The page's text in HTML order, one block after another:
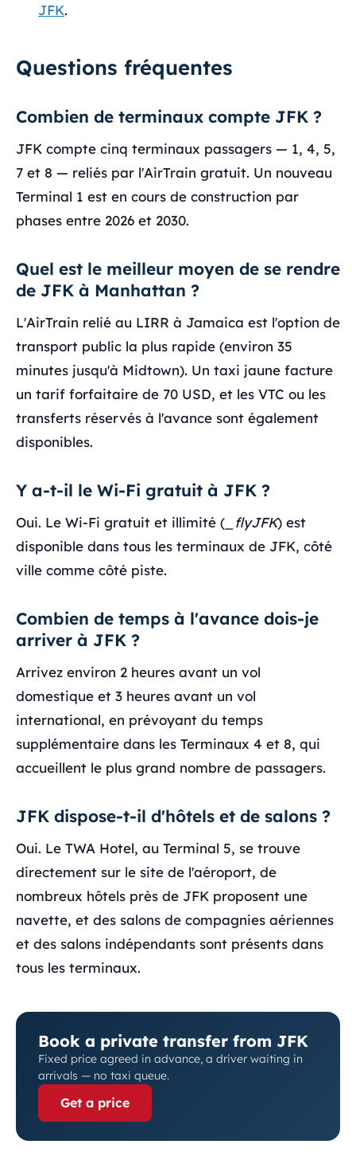
JFK.
Questions fréquentes
Combien de terminaux compte JFK ?
JFK compte cinq terminaux passagers — 1, 4, 5,
7 et 8 — reliés par l'AirTrain gratuit. Un nouveau
Terminal 1 est en cours de construction par
phases entre 2026 et 2030.
Quel est le meilleur moyen de se rendre
de JFK à Manhattan ?
L'AirTrain relié au LIRR à Jamaica est l'option de
transport public la plus rapide (environ 35
minutes jusqu'à Midtown). Un taxi jaune facture
un tarif forfaitaire de 70 USD, et les VTC ou les
transferts réservés à l'avance sont également
disponibles.
Y a-t-il le Wi-Fi gratuit à JFK ?
Oui. Le Wi-Fi gratuit et illimité ( _flyJFK) est
disponible dans tous les terminaux de JFK, côté
ville comme côté piste.
Combien de temps à l'avance dois-je
arriver à JFK ?
Arrivez environ 2 heures avant un vol
domestique et 3 heures avant un vol
international, en prévoyant du temps
supplémentaire dans les Terminaux 4 et 8, qui
accueillent le plus grand nombre de passagers.
JFK dispose-t-il d'hôtels et de salons ?
Oui. Le TWA Hotel, au Terminal 5, se trouve
directement sur le site de l'aéroport, de
nombreux hôtels près de JFK proposent une
navette, et des salons de compagnies aériennes
et des salons indépendants sont présents dans
tous les terminaux.
Book a private transfer from JFK
Fixed price agreed in advance, a driver waiting in
arrivals — no taxi queue.
Get a price